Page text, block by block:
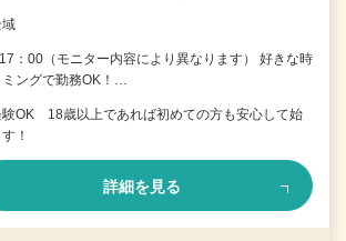
：00（モニター内容により異なります） 好きな時
ングで勤務OK！…
験OK 18歳以上であれば初めての方も安心して始
！
詳細を見る